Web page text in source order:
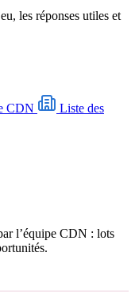
les réponses utiles et
CDN
Liste des
l’équipe CDN : lots